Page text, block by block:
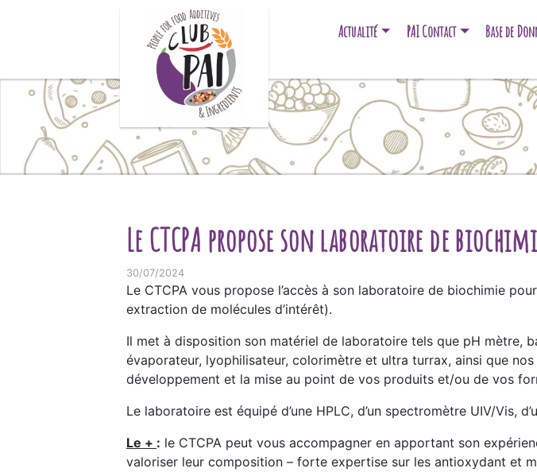
Actualité PAI Contact Base de
Le CTCPA propose son laboratoire de
30/07/2024
Le CTCPA vous propose l’accès à son laboratoire de biochimie
extraction de molécules d’intérêt).
Il met à disposition son matériel de laboratoire tels que pH mètre,
évaporateur, lyophilisateur, colorimètre et ultra turrax, ainsi que
développement et la mise au point de vos produits et/ou de vos
Le laboratoire est équipé d’une HPLC, d’un spectromètre UIV/Vis,
Le + : le CTCPA peut vous accompagner en apportant son
valoriser leur composition – forte expertise sur les antioxydant et